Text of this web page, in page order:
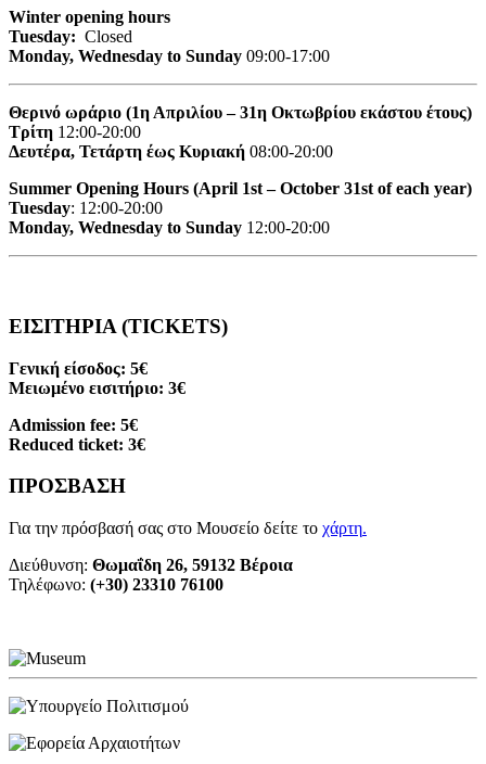
Winter opening hours
Tuesday: Closed
Monday, Wednesday to Sunday 09:00-17:00
Θερινό ωράριο (1η Απριλίου – 31η Οκτωβρίου εκάστου έτους)
Τρίτη 12:00-20:00
Δευτέρα, Τετάρτη έως Κυριακή 08:00-20:00
Summer Opening Hours (April 1st – October 31st of each year)
Tuesday: 12:00-20:00
Monday, Wednesday to Sunday 12:00-20:00
ΕΙΣΙΤΗΡΙΑ (TICKETS)
Γενική είσοδος: 5€
Μειωμένο εισιτήριο: 3€
Admission fee: 5€
Reduced ticket: 3€
ΠΡΟΣΒΑΣΗ
Για την πρόσβασή σας στο Μουσείο δείτε το χάρτη.
Διεύθυνση: Θωμαΐδη 26, 59132 Βέροια
Τηλέφωνο: (+30) 23310 76100